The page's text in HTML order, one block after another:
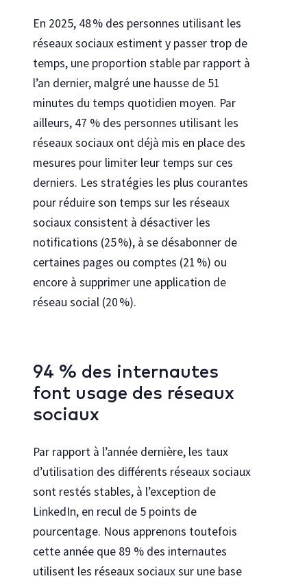
En 2025, 48 % des personnes utilisant les
réseaux sociaux estiment y passer trop de
temps, une proportion stable par rapport à
l’an dernier, malgré une hausse de 51
minutes du temps quotidien moyen. Par
ailleurs, 47 % des personnes utilisant les
réseaux sociaux ont déjà mis en place des
mesures pour limiter leur temps sur ces
derniers. Les stratégies les plus courantes
pour réduire son temps sur les réseaux
sociaux consistent à désactiver les
notifications (25 %), à se désabonner de
certaines pages ou comptes (21 %) ou
encore à supprimer une application de
réseau social (20 %).
94 % des internautes
font usage des réseaux
sociaux
Par rapport à l’année dernière, les taux
d’utilisation des différents réseaux sociaux
sont restés stables, à l’exception de
LinkedIn, en recul de 5 points de
pourcentage. Nous apprenons toutefois
cette année que 89 % des internautes
utilisent les réseaux sociaux sur une base